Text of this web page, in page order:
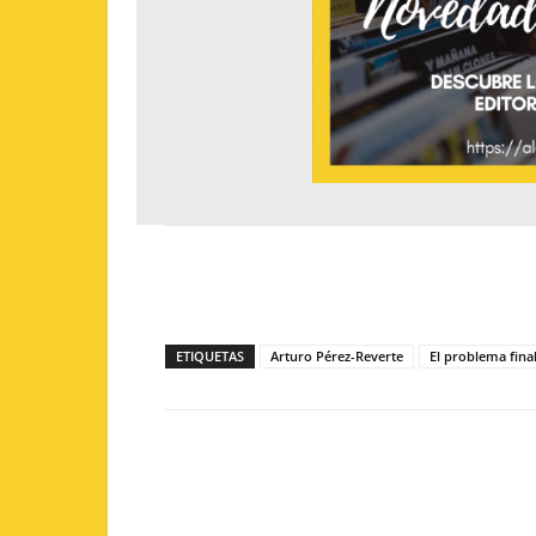
ETIQUETAS Arturo Pérez-Reverte El problema final